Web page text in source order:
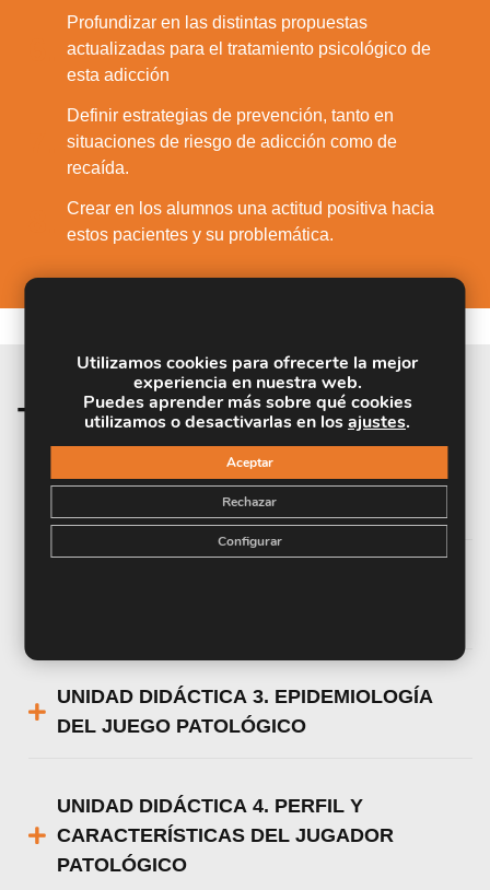
Profundizar en las distintas propuestas
actualizadas para el tratamiento psicológico de
esta adicción
Definir estrategias de prevención, tanto en
situaciones de riesgo de adicción como de
recaída.
Crear en los alumnos una actitud positiva hacia
estos pacientes y su problemática.
Temario de la materia
UNIDAD DIDÁCTICA 1. INTRODUCCIÓN
UNIDAD DIDÁCTICA 3. EPIDEMIOLOGÍA
DEL JUEGO PATOLÓGICO
UNIDAD DIDÁCTICA 4. PERFIL Y
CARACTERÍSTICAS DEL JUGADOR
PATOLÓGICO
Utilizamos cookies para ofrecerte la mejor
experiencia en nuestra web.
Puedes aprender más sobre qué cookies
utilizamos o desactivarlas en losajustes.
Aceptar
Rechazar
Configurar